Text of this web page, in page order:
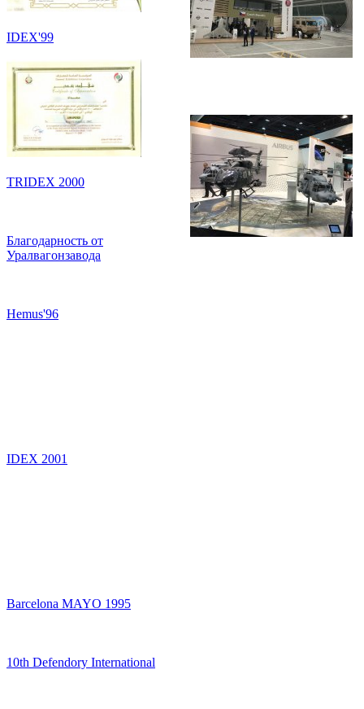
IDEX'99
TRIDEX 2000
Благодарность от
Уралвагонзавода
Hemus'96
IDEX 2001
Barcelona MAYO 1995
10th Defendory International